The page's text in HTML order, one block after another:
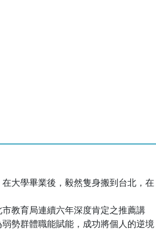
大學畢業後，毅然隻身搬到台北，在
教育局連續六年深度肯定之推薦講
勢群體職能賦能，成功將個人的逆境